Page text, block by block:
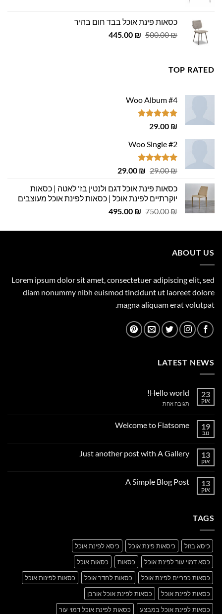
800.00 ₪.
699.00 ₪.
כסאות פינת אוכל בבד חום בהיר
500.00₪
המחיר
445.00 ₪
המחיר
TOP RATED
Woo Album #4
דורג5.00
29.00 ₪
Woo Single #2
דורג4.75
29.00₪
המחיר
היה:
29.00 ₪.
29.00 ₪
המחיר
הוא:
29.00 ₪.
כסאות פינת אוכל דגם ולנטין בז' לאטה | כסאות
יוקרתיים לפינת אוכל | כסאות לפינת אוכל מעוצבים
750.00₪
המחיר
היה:
495.00 ₪
המחיר
הוא:
ABOUT US
Lorem ipsum dolor sit amet, consectetuer adipiscing elit, sed
diam nonummy nibh euismod tincidunt ut laoreet dolore
magna aliquam erat volutpat.
LATEST NEWS
23
אוק
Hello world!
תגובה אחתעל
19
נוב
Welcome to Flatsome
Welcome
13
אוק
Just another post with A Gallery
Just
13
אוק
A Simple Blog Post
TAGS
כיסא בזול כיסאות פינת אוכל
כיסא לפינת אוכל
כסא דמוי עור לפינת אוכל
כסאות
כסאות אוכל
כסאות כפריים לפינת אוכל
כסאות לחדר אוכל
כסאות לפינות אוכל
כסאות לפינת אוכל
כסאות לפינת אוכל אורבן
כסאות לפינת אוכל במבצע
כסאות לפינת אוכל דמוי עור